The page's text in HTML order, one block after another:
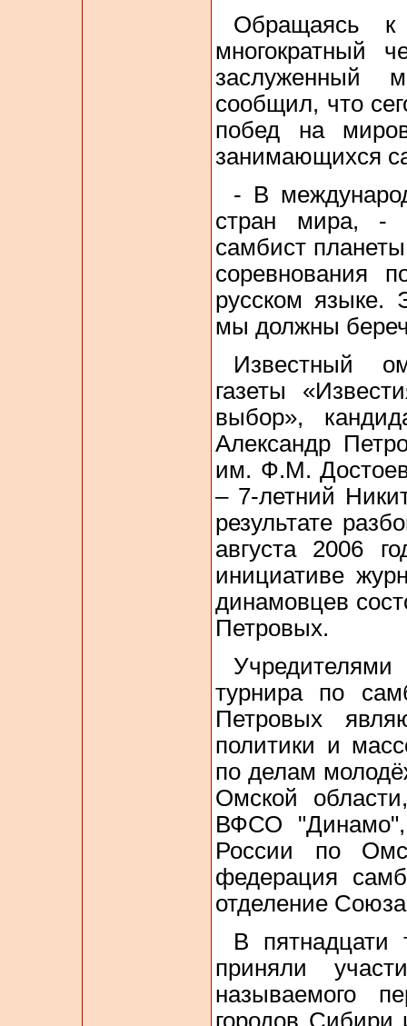
Обращаясь к
многократный
заслуженный
сообщил, что
побед на
занимающихся
- В
стран мира, -
самбист
соревнования
русском языке.
мы должны
Известный
газеты
выбор»,
Александр
им. Ф.М.
– 7-летний
результате
августа 2006
инициативе
динамовцев
Петровых.
турнира по
Петровых
политики и
по делам
Омской
ВФСО
России по
федерация
отделение
В пятнадцати
приняли
называемого
городов Сибири